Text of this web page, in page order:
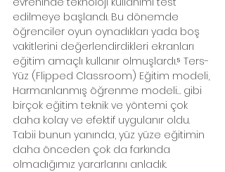
edilmeye başlandı. Bu dönemde
öğrenciler oyun oynadıkları yada boş
vakitlerini değerlendirdikleri ekranları
eğitim amaçlı kullanır olmuşlardı.⁵ Ters-
Yüz (Flipped Classroom) Eğitim modeli,
Harmanlanmış öğrenme modeli… gibi
birçok eğitim teknik ve yöntemi çok
daha kolay ve efektif uygulanır oldu.
Tabii bunun yanında, yüz yüze eğitimin
daha önceden çok da farkında
olmadığımız yararlarını anladık.